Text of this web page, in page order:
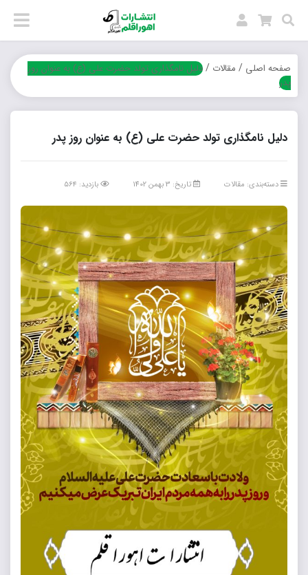
صفحه اصلی / مقالات /دلیل نامگذاری تولد حضرت علی (ع) به عنوان روز
پدر
دلیل نامگذاری تولد حضرت علی (ع) به عنوان روز پدر
دسته‌بندی: مقالات تاریخ: 3 بهمن 1402 بازدید: ۵۶۴